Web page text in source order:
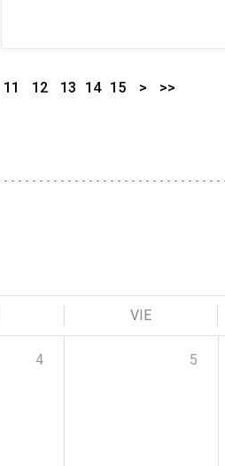
11 12 13 14 15 > >>
VIE
4 5